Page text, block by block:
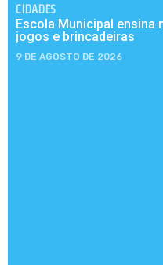
CIDADES
Escola Municipal ensina
jogos e brincadeiras
9 DE AGOSTO DE 2026